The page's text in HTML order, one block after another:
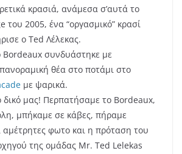
κρασιά, ανάμεσα σ’αυτά το
του 2005, ένα “οργασμικό” κρασί
ο Ted Λέλεκας.
Bordeaux συνδυάστηκε με
θέα στο ποτάμι στο
με ψαρικά.
μας! Περπατήσαμε το Bordeaux,
μπήκαμε σε κάβες, πήραμε
αμέτρητες φωτο και η πρόταση του
της ομάδας Mr. Ted Lelekas